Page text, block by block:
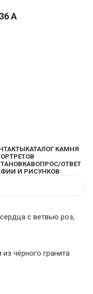
А
КАТАЛОГ КАМНЯ
ВОПРОС/ОТВЕТ
И РИСУНКОВ
чёрного гранита